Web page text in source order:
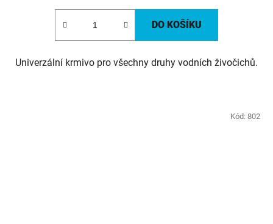
DO KOŠÍKU
Univerzální krmivo pro všechny druhy vodních živočichů.
Kód: 802